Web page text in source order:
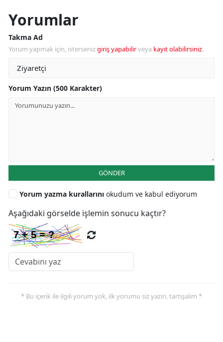
Yorumlar
Takma Ad
Yorum yapmak için, istersenizgiriş yapabilirveya kayıt olabilirsiniz.
Yorum Yazın (500 Karakter)
GÖNDER
Yorum yazma kurallarını okudum ve kabul ediyorum
Aşağıdaki görselde işlemin sonucu kaçtır?
* Bu içerik ile ilgili yorum yok, ilk yorumu siz yazın, tartışalım *